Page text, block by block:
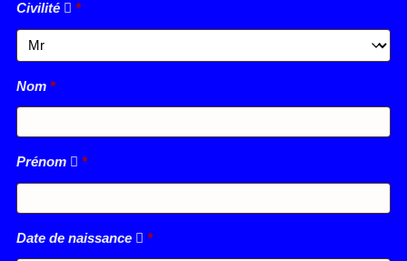
Civilité *
Nom *
Prénom *
Date de naissance *